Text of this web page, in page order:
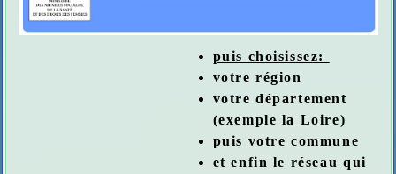
puis choisissez:
votre région
votre département
(exemple la Loire)
puis votre commune
et enfin le réseau qui